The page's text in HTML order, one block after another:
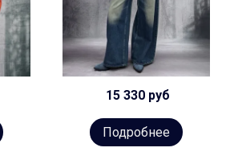
15 330 руб
Подробнее